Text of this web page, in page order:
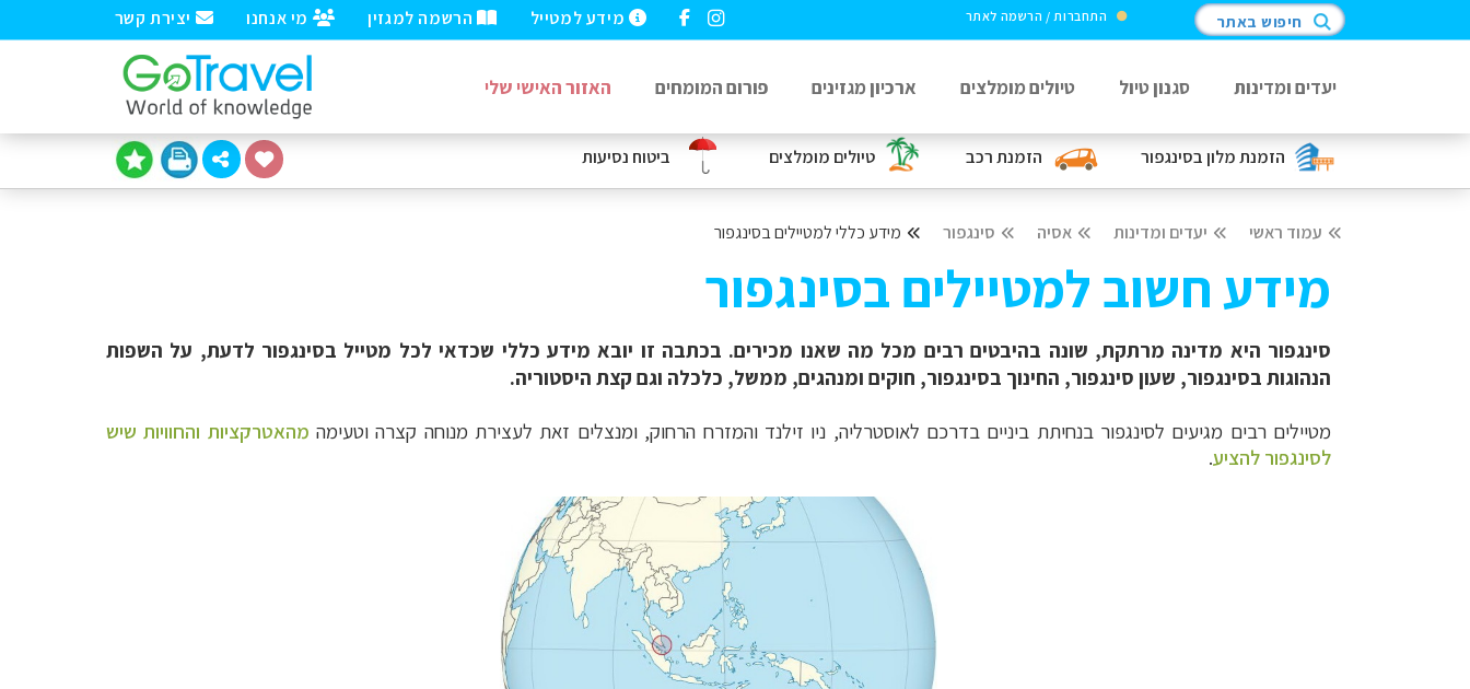
הזמנת מלוןבסינגפור הזמנת רכב טיולים מומלצים ביטוח נסיעות
יצירת קשר מי אנחנו הרשמה למגזין מידע למטייל התחברות / הרשמה לאתר חיפוש באתר
יעדים ומדינות סגנון טיול טיולים מומלצים ארכיון מגזינים פורום המומחים האזור האישי שלי
עמוד ראשי יעדים ומדינות אסיה סינגפור מידע כללי למטיילים בסינגפור
מידע חשוב למטיילים בסינגפור
סינגפור היא מדינה מרתקת, שונה בהיבטים רבים מכל מה שאנו מכירים. בכתבה זו יובא מידע כללי שכדאי לכל מטייל בסינגפור לדעת, על השפות
הנהוגות בסינגפור, שעון סינגפור, החינוך בסינגפור, חוקים ומנהגים, ממשל, כלכלה וגם קצת היסטוריה.
מטיילים רבים מגיעים לסינגפור בנחיתת ביניים בדרכם לאוסטרליה, ניו זילנד והמזרח הרחוק, ומנצלים זאת לעצירת מנוחה קצרה וטעימה מהאטרקציות והחוויות שיש
לסינגפור להציע.